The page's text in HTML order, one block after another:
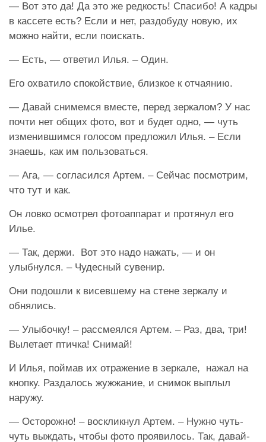
— Вот это да! Да это же редкость! Спасибо! А кадры
в кассете есть? Если и нет, раздобуду новую, их
можно найти, если поискать.
— Есть, — ответил Илья. – Один.
Его охватило спокойствие, близкое к отчаянию.
— Давай снимемся вместе, перед зеркалом? У нас
почти нет общих фото, вот и будет одно, — чуть
изменившимся голосом предложил Илья. – Если
знаешь, как им пользоваться.
— Ага, — согласился Артем. – Сейчас посмотрим,
что тут и как.
Он ловко осмотрел фотоаппарат и протянул его
Илье.
— Так, держи. Вот это надо нажать, — и он
улыбнулся. – Чудесный сувенир.
Они подошли к висевшему на стене зеркалу и
обнялись.
— Улыбочку! – рассмеялся Артем. – Раз, два, три!
Вылетает птичка! Снимай!
И Илья, поймав их отражение в зеркале, нажал на
кнопку. Раздалось жужжание, и снимок выплыл
наружу.
— Осторожно! – воскликнул Артем. – Нужно чуть-
чуть выждать, чтобы фото проявилось. Так, давай-